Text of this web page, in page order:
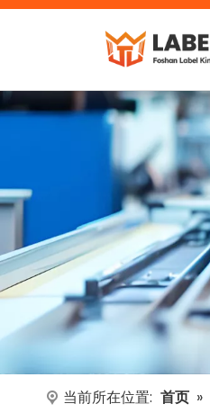
当前所在位置: 首页 »